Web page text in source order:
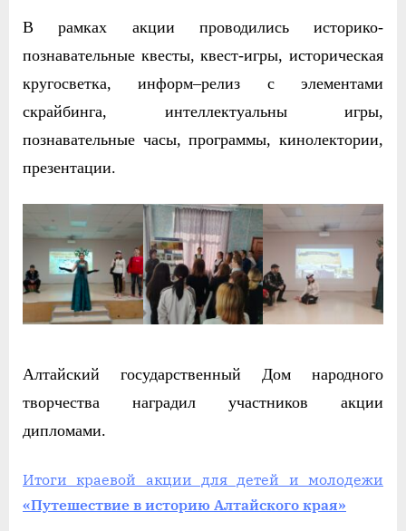
В рамках акции проводились историко-
познавательные квесты, квест-игры, историческая
кругосветка, информ–релиз с элементами
скрайбинга, интеллектуальны игры,
познавательные часы, программы, кинолектории,
презентации.
Алтайский государственный Дом народного
творчества наградил участников акции
дипломами.
Итоги краевой акции для детей и молодежи
«Путешествие в историю Алтайского края»